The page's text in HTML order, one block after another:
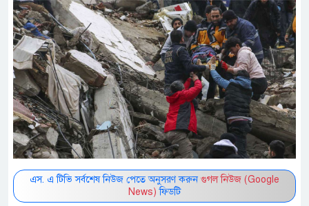
এস. এ টিভি সর্বশেষ নিউজ পেতে অনুসরণ করুন গুগল নিউজ (Google
News) ফিডটি